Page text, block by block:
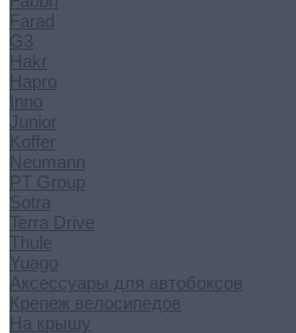
Farad
G3
Hakr
Hapro
Inno
Junior
Koffer
Neumann
PT Group
Sotra
Terra Drive
Thule
Yuago
Аксессуары для автобоксов
Крепеж велосипедов
На крышу